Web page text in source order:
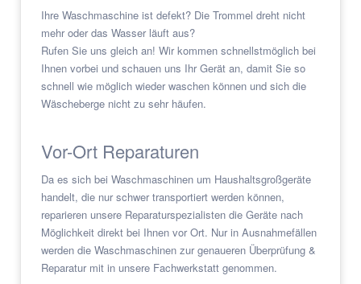
Ihre Waschmaschine ist defekt? Die Trommel dreht nicht
mehr oder das Wasser läuft aus?
Rufen Sie uns gleich an! Wir kommen schnellstmöglich bei
Ihnen vorbei und schauen uns Ihr Gerät an, damit Sie so
schnell wie möglich wieder waschen können und sich die
Wäscheberge nicht zu sehr häufen.
Vor-Ort Reparaturen
Da es sich bei Waschmaschinen um Haushaltsgroßgeräte
handelt, die nur schwer transportiert werden können,
reparieren unsere Reparaturspezialisten die Geräte nach
Möglichkeit direkt bei Ihnen vor Ort. Nur in Ausnahmefällen
werden die Waschmaschinen zur genaueren Überprüfung &
Reparatur mit in unsere Fachwerkstatt genommen.